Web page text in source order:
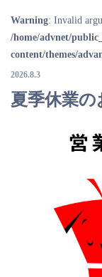
Warning: Invalid
/home/advnet/
content/themes/
2026.8.3
夏季休業の